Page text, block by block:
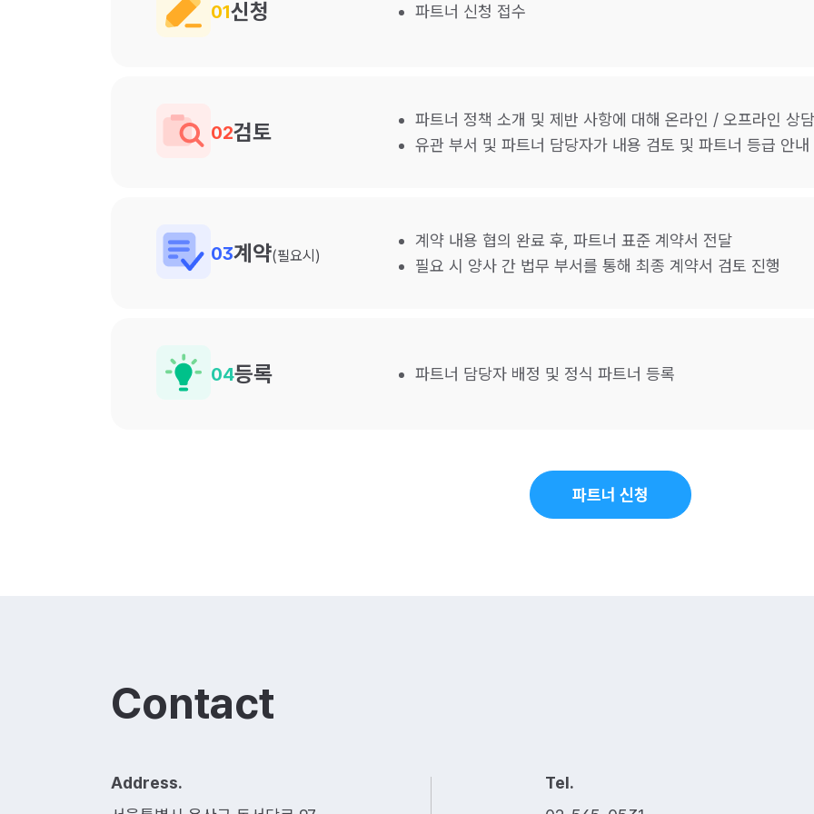
01신청 파트너 신청 접수
02검토
파트너 정책 소개 및 제반 사항에 대해 온라인 / 오프라인 상
유관 부서 및 파트너 담당자가 내용 검토 및 파트너 등급 안내
03계약(필요시)
계약 내용 협의 완료 후, 파트너 표준 계약서 전달
필요 시 양사 간 법무 부서를 통해 최종 계약서 검토 진행
04등록 파트너 담당자 배정 및 정식 파트너 등록
파트너 신청
Contact
Address.
Tel.